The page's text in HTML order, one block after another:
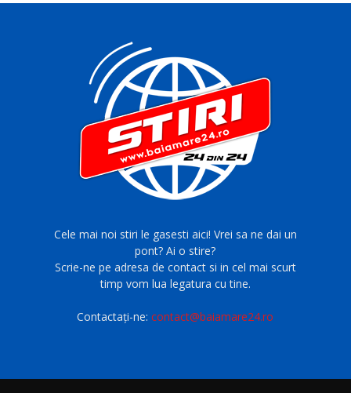
Cele mai noi stiri le gasesti aici! Vrei sa ne dai un
pont? Ai o stire?
Scrie-ne pe adresa de contact si in cel mai scurt
timp vom lua legatura cu tine.
Contactați-ne:contact@baiamare24.ro